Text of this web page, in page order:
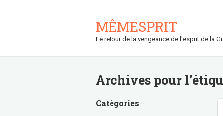
MÊMESPRIT
Le retour de la vengeance de l'esprit de la
Archives pour
Catégories